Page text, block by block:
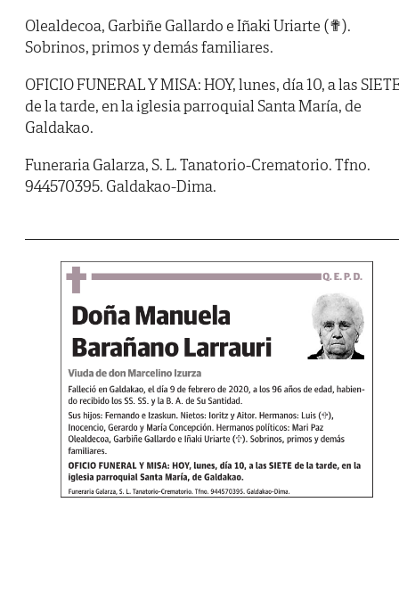
Olealdecoa, Garbiñe Gallardo e Iñaki Uriarte (✟).
Sobrinos, primos y demás familiares.
OFICIO FUNERAL Y MISA: HOY, lunes, día 10, a las
de la tarde, en la iglesia parroquial Santa María, de
Galdakao.
Funeraria Galarza, S. L. Tanatorio-Crematorio. Tfno.
944570395. Galdakao-Dima.